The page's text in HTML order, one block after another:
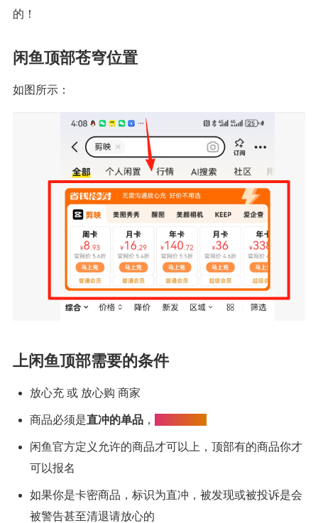
的！
闲鱼顶部苍穹位置
如图所示：
上闲鱼顶部需要的条件
放心充 或 放心购 商家
商品必须是直冲的单品 ，
闲鱼官方定义允许的商品才可以上，顶部有的商品你才
可以报名
如果你是卡密商品，标识为直冲，被发现或被投诉是会
被警告甚至清退请放心的